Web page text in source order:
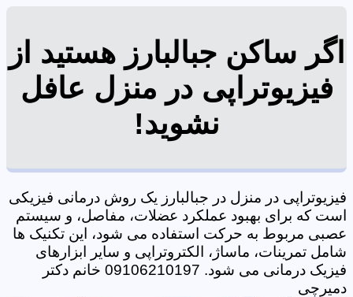
اگر ساکن جبالبارز هستید از
فیزیوتراپی در منزل عافل
نشوید!
فیزیوتراپی در منزل در جبالبارز یک روش درمانی فیزیکی
است که برای بهبود عملکرد عضلات، مفاصل، و سیستم
عصبی مربوط به حرکت استفاده می شود، این تکنیک ها
شامل تمرینات، ماساژ، الکتروتراپی و سایر ابزارهای
فیزیک درمانی می شود. 09106210197 خانم دکتر
دمیرچی